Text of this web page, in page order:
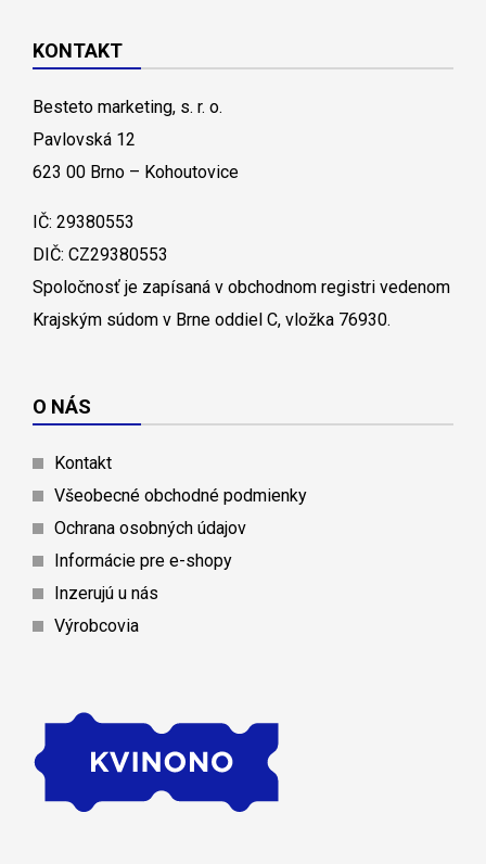
KONTAKT
Besteto marketing, s. r. o.
Pavlovská 12
623 00 Brno – Kohoutovice
IČ: 29380553
DIČ: CZ29380553
Spoločnosť je zapísaná v obchodnom registri vedenom
Krajským súdom v Brne oddiel C, vložka 76930.
O NÁS
Kontakt
Všeobecné obchodné podmienky
Ochrana osobných údajov
Informácie pre e-shopy
Inzerujú u nás
Výrobcovia